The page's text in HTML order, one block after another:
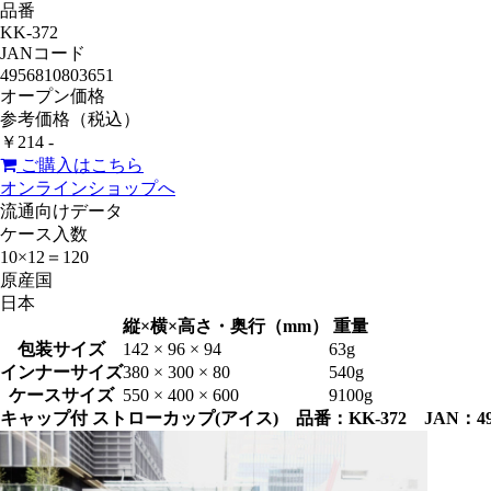
品番
KK-372
JANコード
4956810803651
オープン価格
参考価格（税込）
￥214 -
ご購入はこちら
オンラインショップへ
流通向けデータ
ケース入数
10×12＝120
原産国
日本
縦×横×高さ・奥行（mm）
重量
包装サイズ
142 × 96 × 94
63g
インナーサイズ380 × 300 × 80
540g
ケースサイズ 550 × 400 × 600
9100g
キャップ付 ストローカップ(アイス) 品番：KK-372 JAN：